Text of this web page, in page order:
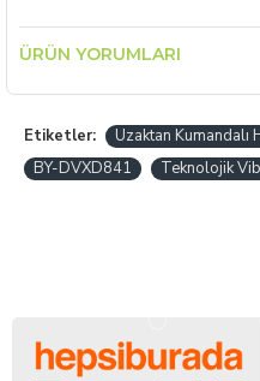
ÜRÜN YORUMLARI
Etiketler:
Uzaktan
BY-DVXD841
Teknolojik